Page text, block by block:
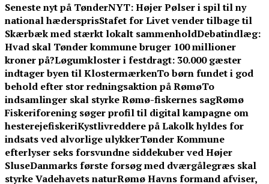
Seneste nyt på TønderNYT:Højer Pølser i spil til ny
national hædersprisStafet for Livet vender tilbage til
Skærbæk med stærkt lokalt sammenholdDebatindlæg:
Hvad skal Tønder kommune bruger 100 millioner
kroner på?Løgumkloster i festdragt: 30.000 gæster
indtager byen til KlostermærkenTo børn fundet i god
behold efter stor redningsaktion på RømøTo
indsamlinger skal styrke Rømø-fiskernes sagRømø
Fiskeriforening søger profil til digital kampagne om
hesterejefiskeriKystlivreddere på Lakolk hyldes for
indsats ved alvorlige ulykkerTønder Kommune
efterlyser seks forsvundne siddekuber ved Højer
SluseDanmarks første forsøg med dværgålegræs skal
styrke Vadehavets naturRømø Havns formand afviser,